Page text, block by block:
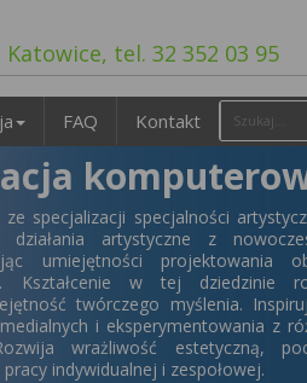
Katowice, tel. 32 352 03 95
FAQ Kontakt
specjalizacji specjalności
artystyczne z
umiejętności projektowania
Kształcenie w tej dziedzinie
twórczego myślenia.
i eksperymentowania z
wrażliwość estetyczną,
indywidualnej i zespołowej.